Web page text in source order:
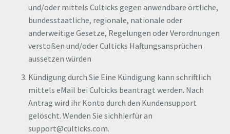
und/oder mittels Culticks gegen anwendbare örtliche,
bundesstaatliche, regionale, nationale oder
anderweitige Gesetze, Regelungen oder Verordnungen
verstoßen und/oder Culticks Haftungsansprüchen
aussetzen würden
Kündigung durch Sie Eine Kündigung kann schriftlich
mittels eMail bei Culticks beantragt werden. Nach
Antrag wird ihr Konto durch den Kundensupport
gelöscht. Wenden Sie sichhierfür an
support@culticks.com.